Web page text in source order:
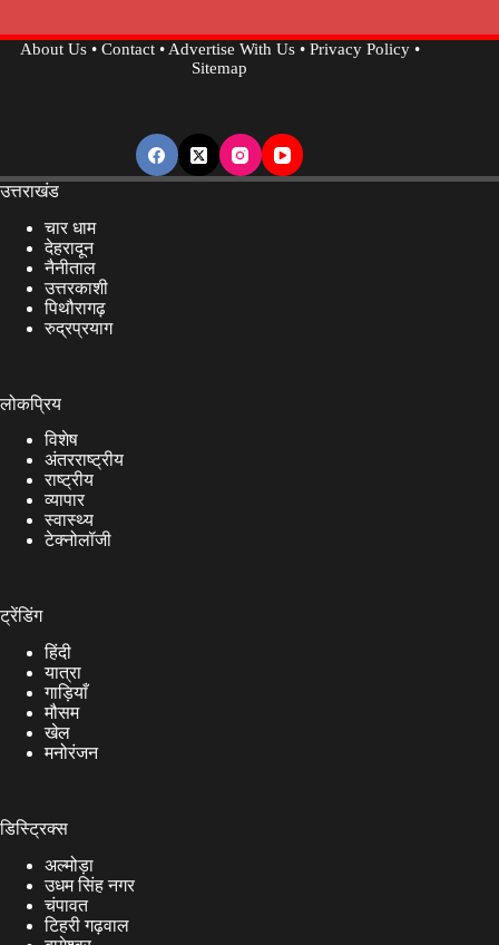
About Us• Contact•Advertise With Us• Privacy Policy•
Sitemap
उत्तराखंड
चार धाम
देहरादून
नैनीताल
उत्तरकाशी
पिथौरागढ़
रुद्रप्रयाग
लोकप्रिय
विशेष
अंतरराष्ट्रीय
राष्ट्रीय
व्यापार
स्वास्थ्य
टेक्नोलॉजी
ट्रेंडिंग
हिंदी
यात्रा
गाड़ियाँ
मौसम
खेल
मनोरंजन
डिस्ट्रिक्स
अल्मोड़ा
उधम सिंह नगर
चंपावत
टिहरी गढ़वाल